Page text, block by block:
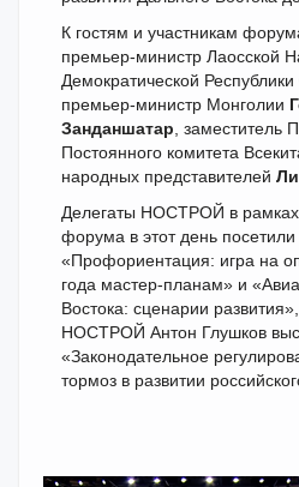
К гостям и участникам
премьер-министр Лаосской
Демократической Республики
премьер-министр Монголии
Занданшатар , заместитель
Постоянного комитета
народных представителей
Делегаты НОСТРОЙ в
форума в этот день посетили
«Профориентация: игра на
года мастер-планам» и
Востока: сценарии
НОСТРОЙ Антон Глушков
«Законодательное
тормоз в развитии